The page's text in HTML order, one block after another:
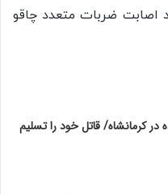
اصابت ضربات متعدد چاقو
در کرمانشاه/ قاتل خود را تسلیم